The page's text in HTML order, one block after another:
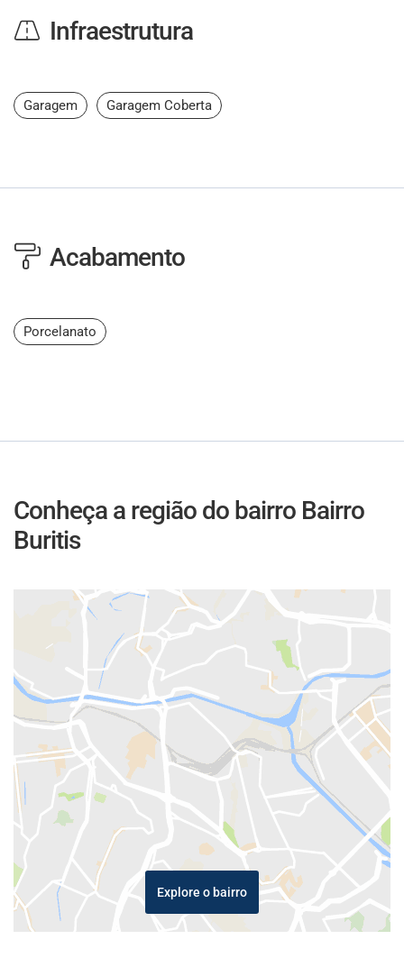
Infraestrutura
Garagem Garagem Coberta
Acabamento
Porcelanato
Conheça a região do bairro Bairro
Buritis
Explore o bairro